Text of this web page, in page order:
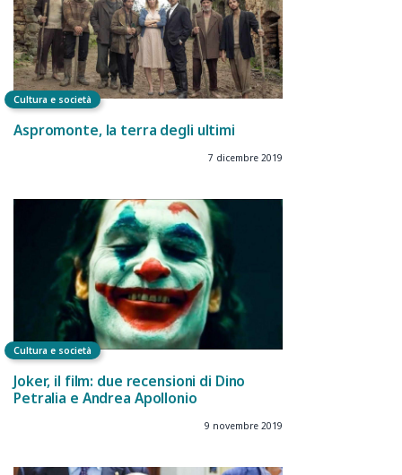
Cultura e società
Aspromonte, la terra degli ultimi
7 dicembre 2019
Cultura e società
Joker, il film: due recensioni di Dino
Petralia e Andrea Apollonio
9 novembre 2019